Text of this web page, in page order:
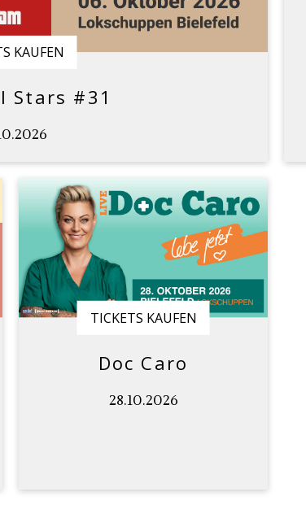
KAUFEN
Stars #31
TICKETS KAUFEN
Doc Caro
28.10.2026